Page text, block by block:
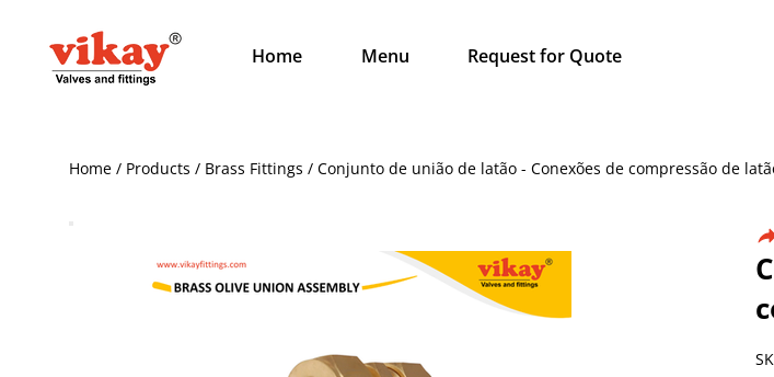
Home Menu Request for Quote
Home / Products / Brass Fittings / Conjunto de união de latão - Conexões de compressão de